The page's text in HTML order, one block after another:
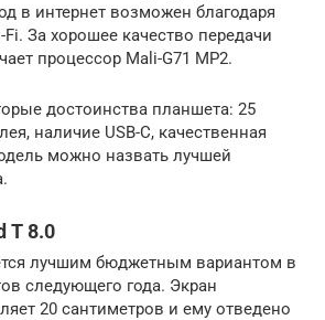
в интернет возможен благодаря
Fi. За хорошее качество передачи
процессор Mali-G71 MP2.
достоинства планшета: 25
наличие USB-C, качественная
можно назвать лучшей
T 8.0
лучшим бюджетным вариантом в
следующего года. Экран
20 сантиметров и ему отведено